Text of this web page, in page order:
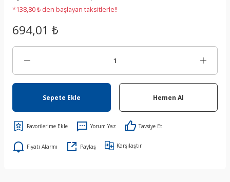
*138,80 ₺ den başlayan taksitlerle!!
694,01 ₺
Sepete Ekle Hemen Al
Yorum Yaz Tavsiye Et
Fiyatı Alarmı Paylaş Karşılaştır